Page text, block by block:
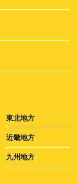
東北地方
近畿地方
九州地方